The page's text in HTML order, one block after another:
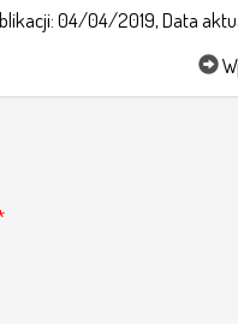
04/04/2019, Data